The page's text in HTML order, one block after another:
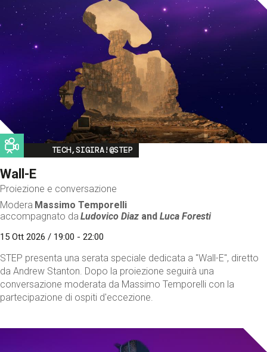
Image
TECH,SIGIRA!@STEP
Wall-E
Proiezione e conversazione
Modera Massimo Temporelli
accompagnato da Ludovico Diaz andLuca Foresti
15 Ott 2026 / 19:00 - 22:00
STEP presenta una serata speciale dedicata a "Wall-E", diretto
da Andrew Stanton. Dopo la proiezione seguirà una
conversazione moderata da Massimo Temporelli con la
partecipazione di ospiti d'eccezione.